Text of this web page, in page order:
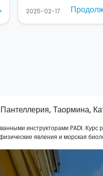
2025-02-17
Таормина,
инструкторами PADI. Курс
явления и морская